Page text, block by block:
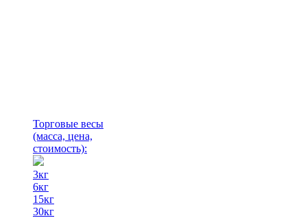
Торговые весы
(масса, цена,
стоимость):
3кг
6кг
15кг
30кг